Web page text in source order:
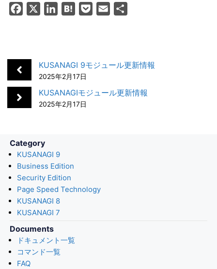
o
e
d
I
n
n
a
e
l
KUSANAGI 9モジュール更新情報
2025年2月17日
KUSANAGIモジュール更新情報
2025年2月17日
Category
KUSANAGI 9
Business Edition
Security Edition
Page Speed Technology
KUSANAGI 8
KUSANAGI 7
Documents
ドキュメント一覧
コマンド一覧
FAQ